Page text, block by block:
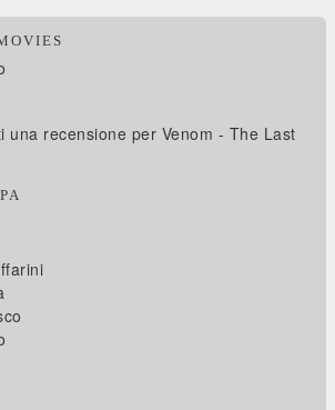
una recensione per Venom - The Last